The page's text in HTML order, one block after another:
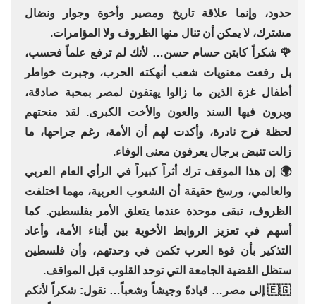
حدود، وإنما علاقة تاريخ ومصير وأخوة وجوار ونضال
مشترك، لا يمكن أن تنال منها الظروف ولا المؤامرات.
🌹 شكراً كابتن حسام حسن… لأنك لم ترفع علماً فحسب،
بل رفعت معنويات شعب أنهكته الحرب، وجبرت خواطر
أطفال غزة الذين ما زالوا يهتفون لمصر بمحبة صادقة،
ويرون فيها السند والعون والأخت الكبرى. لقد منحتهم
لحظة فرح نادرة، وأكدت لهم أن الأمة، رغم جراحها، ما
زالت تنبض برجال يعرفون معنى الوفاء.
🌍 إن هذا الموقف ترك أثراً كبيراً في الرأي العام العربي
والعالمي، ورسخ حقيقة أن الشعوب العربية، مهما اختلفت
الظروف، تبقى موحدة عندما يتعلق الأمر بفلسطين. كما
أسهم في تعزيز الروابط الأخوية بين أبناء الأمة، وأعاد
التذكير بأن قوة العرب تكمن في وحدتهم، وأن فلسطين
ستظل القضية الجامعة التي توحد القلوب قبل المواقف.
🇪🇬 إلى مصر… قيادةً وجيشاً وشعباً… نقول: شكراً لأنكم